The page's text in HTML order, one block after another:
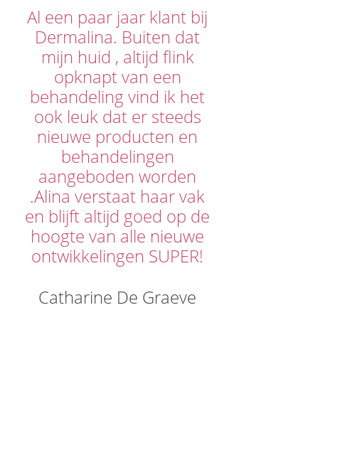
Al een paar jaar klant bij
Dermalina. Buiten dat
mijn huid , altijd flink
opknapt van een
behandeling vind ik het
ook leuk dat er steeds
nieuwe producten en
behandelingen
aangeboden worden
.Alina verstaat haar vak
en blijft altijd goed op de
hoogte van alle nieuwe
ontwikkelingen SUPER!
Catharine De Graeve